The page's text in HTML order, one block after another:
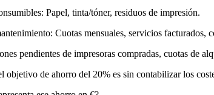
Papel, tinta/tóner, residuos de impresión.
Cuotas mensuales, servicios facturados,
pendientes de impresoras compradas, cuotas de
de ahorro del 20% es sin contabilizar los